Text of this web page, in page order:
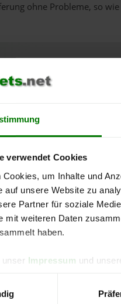
verwendet Cookies
Cookies, um Inhalte und
auf unsere Website zu
Partner für soziale
mit weiteren Daten
haben.
unser Impressum und
ohne Probleme, so
Lose